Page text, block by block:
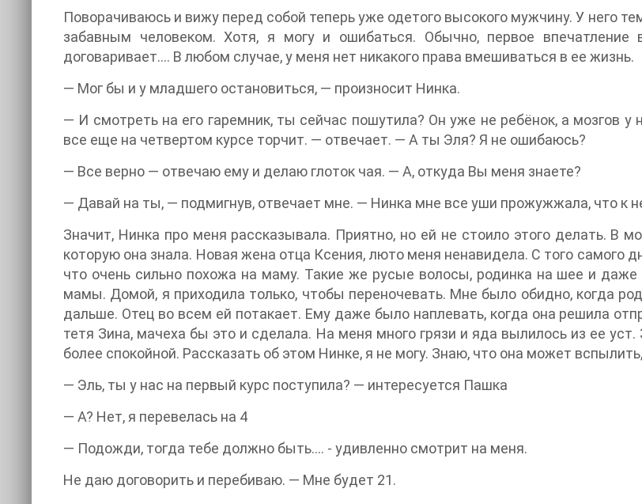
Поворачиваюсь и вижу перед собой теперь уже одетого высокого мужчину. У него
забавным человеком. Хотя, я могу и ошибаться. Обычно, первое
договаривает…. В любом случае, у меня нет никакого права вмешиваться в ее жизнь.
— Мог бы и у младшего остановиться, — произносит Нинка.
— И смотреть на его гаремник, ты сейчас пошутила? Он уже не ребёнок, а мозгов у
все еще на четвертом курсе торчит. — отвечает. — А ты Эля? Я не ошибаюсь?
— Все верно — отвечаю ему и делаю глоток чая. — А, откуда Вы меня знаете?
— Давай на ты, — подмигнув, отвечает мне. — Нинка мне все уши прожужжала, что к
Значит, Нинка про меня рассказывала. Приятно, но ей не стоило этого делать. В
которую она знала. Новая жена отца Ксения, люто меня ненавидела. С того самого
что очень сильно похожа на маму. Такие же русые волосы, родинка на шее и
мамы. Домой, я приходила только, чтобы переночевать. Мне было обидно, когда
дальше. Отец во всем ей потакает. Ему даже было наплевать, когда она решила
тетя Зина, мачеха бы это и сделала. На меня много грязи и яда вылилось из ее
более спокойной. Рассказать об этом Нинке, я не могу. Знаю, что она может
— Эль, ты у нас на первый курс поступила? — интересуется Пашка
— А? Нет, я перевелась на 4
— Подожди, тогда тебе должно быть…. - удивленно смотрит на меня.
Не даю договорить и перебиваю. — Мне будет 21.